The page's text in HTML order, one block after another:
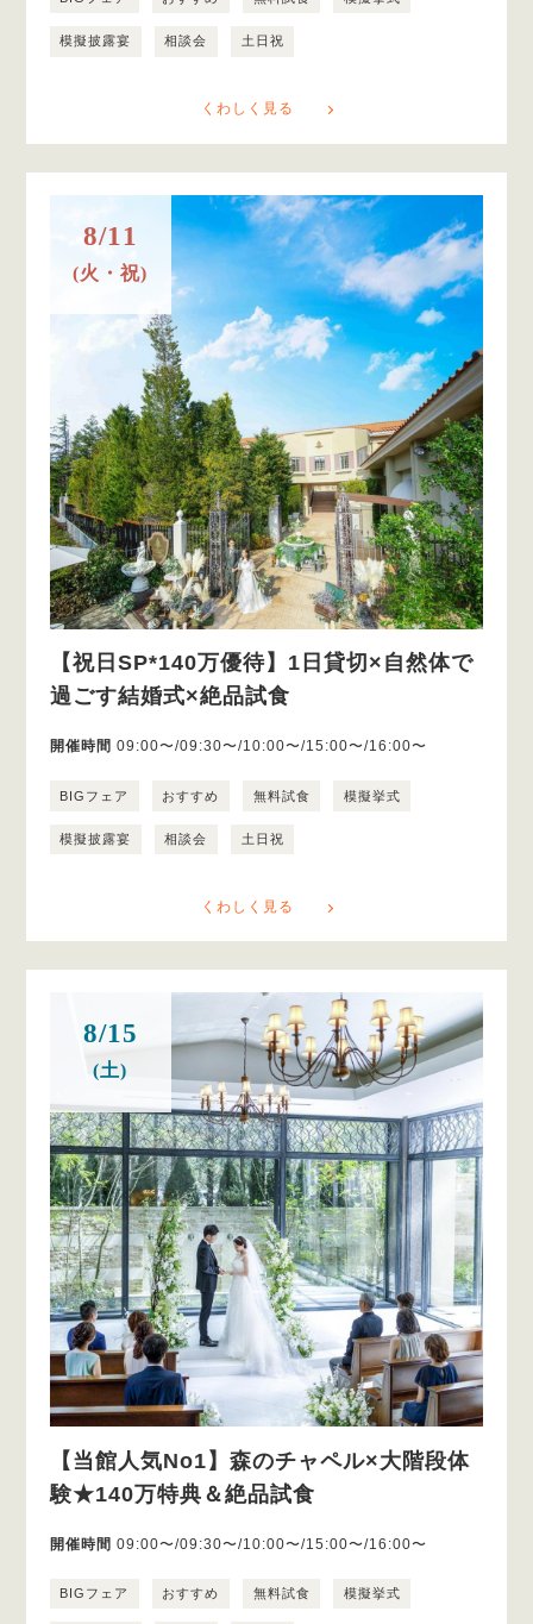
模擬披露宴 相談会 土日祝
くわしく見る
8/11
(火・祝)
【祝日SP*140万優待】1日貸切×自然体で
過ごす結婚式×絶品試食
開催時間 09:00〜/09:30〜/10:00〜/15:00〜/16:00〜
BIGフェア おすすめ 無料試食 模擬挙式
模擬披露宴 相談会 土日祝
くわしく見る
8/15
(土)
【当館人気No1】森のチャペル×大階段体
験★140万特典＆絶品試食
開催時間 09:00〜/09:30〜/10:00〜/15:00〜/16:00〜
BIGフェア おすすめ 無料試食 模擬挙式